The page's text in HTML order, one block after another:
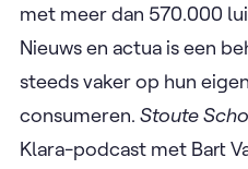
met meer dan 570.000
Nieuws en actua is een
steeds vaker op hun
consumeren. Stoute
Klara-podcast met Bart